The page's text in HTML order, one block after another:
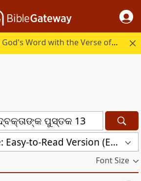
Start your day in God's Word with the Verse of the Day.
Odia Holy Bible: Easy-to-Read Version (ERV-OR)
Font Size